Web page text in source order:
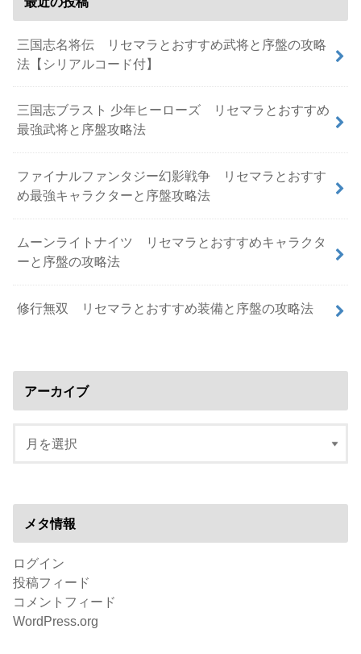
三国志名将伝 リセマラとおすすめ武将と序盤の攻略
法【シリアルコード付】
三国志ブラスト 少年ヒーローズ リセマラとおすすめ
最強武将と序盤攻略法
ファイナルファンタジー幻影戦争 リセマラとおすす
め最強キャラクターと序盤攻略法
ムーンライトナイツ リセマラとおすすめキャラクタ
ーと序盤の攻略法
修行無双 リセマラとおすすめ装備と序盤の攻略法
アーカイブ
メタ情報
ログイン
投稿フィード
コメントフィード
WordPress.org